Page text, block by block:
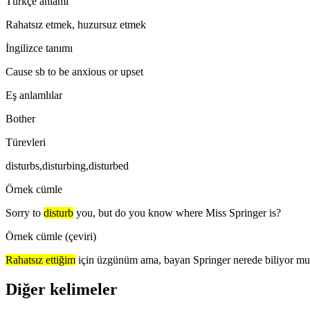
Rahatsız etmek, huzursuz etmek
İngilizce tanımı
Cause sb to be anxious or upset
Eş anlamlılar
Bother
Türevleri
disturbs,disturbing,disturbed
Örnek cümle
Sorry to disturb you, but do you know where Miss Springer is?
Örnek cümle (çeviri)
Rahatsız ettiğim için üzgünüm ama, bayan Springer nerede biliyor
Diğer kelimeler